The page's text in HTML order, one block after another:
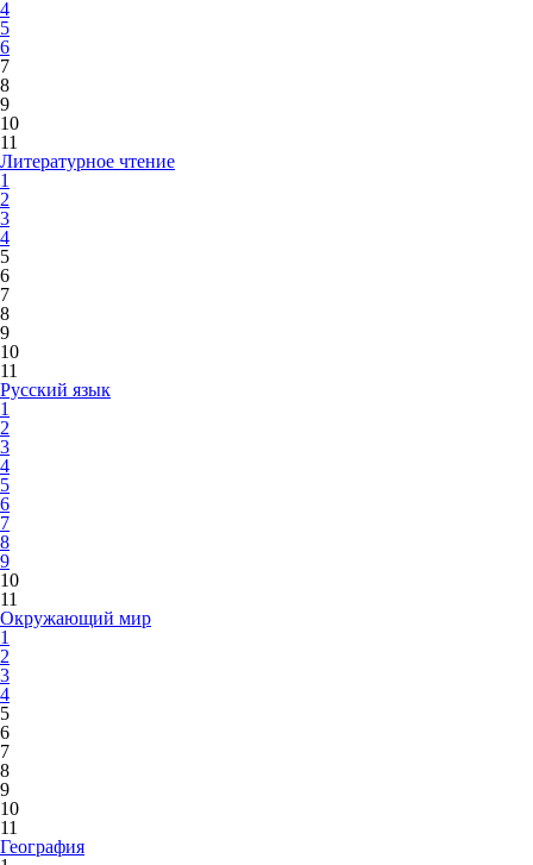
4
5
6
7
8
9
10
11
Литературное чтение
1
2
3
4
5
6
7
8
9
10
11
Русский язык
1
2
3
4
5
6
7
8
9
10
11
Окружающий мир
1
2
3
4
5
6
7
8
9
10
11
География